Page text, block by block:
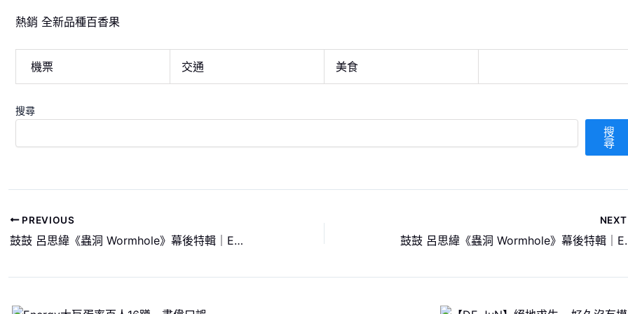
熱銷 全新品種百香果
機票 交通 美食
搜尋
搜
尋
PREVIOUS
鼓鼓 呂思緯《蟲洞 Wormhole》幕後特輯｜EP.3 專輯錄音紀實(下)
NEXT
鼓鼓 呂思緯《